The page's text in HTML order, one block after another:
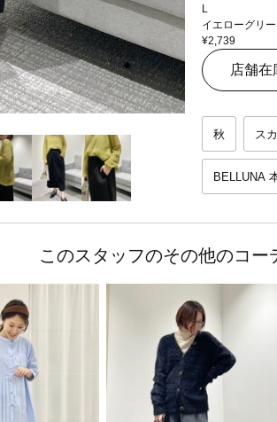
L
イエローグリ
¥2,739
店舗在
秋 ス
BELLUNA
このスタッフのその他のコー